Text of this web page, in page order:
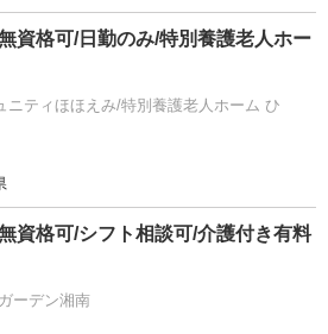
資格可/日勤のみ/特別養護老人ホー
ニティほほえみ/特別養護老人ホーム ひ
資格可/シフト相談可/介護付き有料
ーデン湘南